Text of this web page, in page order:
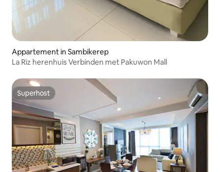
Appartement in Sambikerep
La Riz herenhuis Verbinden met Pakuwon Mall
Superhost
Superhost